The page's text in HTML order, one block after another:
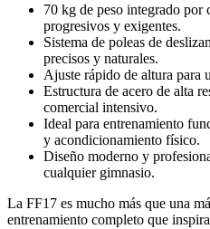
70 kg de peso integrado por
progresivos y exigentes.
Sistema de poleas de
precisos y naturales.
Ajuste rápido de altura para
Estructura de acero de alta
comercial intensivo.
Ideal para entrenamiento
y acondicionamiento físico.
Diseño moderno y
cualquier gimnasio.
La FF17 es mucho más que una
entrenamiento completo que